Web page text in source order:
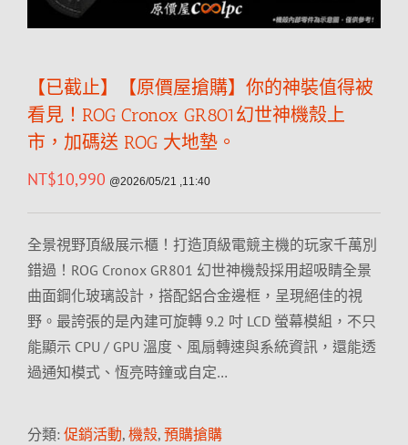
【已截止】【原價屋搶購】你的神裝值得被
看見！ROG Cronox GR801幻世神機殼上
市，加碼送 ROG 大地墊。
NT$10,990 @2026/05/21 ,11:40
全景視野頂級展示櫃！打造頂級電競主機的玩家千萬別
錯過！ROG Cronox GR801 幻世神機殼採用超吸睛全景
曲面鋼化玻璃設計，搭配鋁合金邊框，呈現絕佳的視
野。最誇張的是內建可旋轉 9.2 吋 LCD 螢幕模組，不只
能顯示 CPU / GPU 溫度、風扇轉速與系統資訊，還能透
過通知模式、恆亮時鐘或自定…
分類: 促銷活動, 機殼, 預購搶購